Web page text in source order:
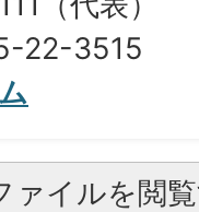
22-3515
ァイルを閲